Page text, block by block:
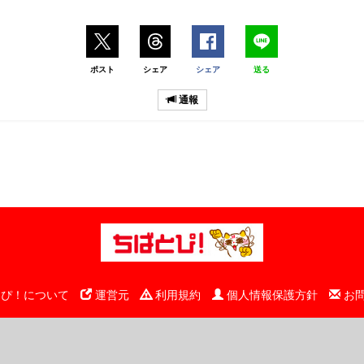
ポスト シェア シェア 送る
通報
！について 運営元 利用規約 個人情報保護方針 お